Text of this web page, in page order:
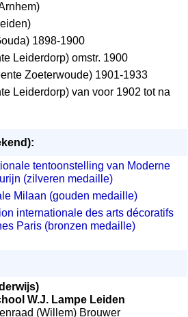
1898-1900
Leiderdorp) omstr. 1900
Zoeterwoude) 1901-1933
Leiderdorp) van voor 1902 tot na
tentoonstelling van Moderne
(zilveren medaille)
Milaan (gouden medaille)
internationale des arts décoratifs
Paris (bronzen medaille)
W.J. Lampe Leiden
(Willem) Brouwer